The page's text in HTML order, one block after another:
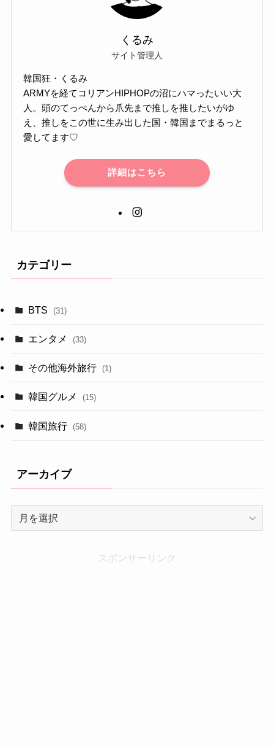
くるみ
サイト管理人
韓国狂・くるみ
ARMYを経てコリアンHIPHOPの沼にハマったいい大
人。頭のてっぺんから爪先まで推しを推したいがゆ
え、推しをこの世に生み出した国・韓国までまるっと
愛してます♡
詳細はこちら
カテゴリー
BTS (31)
エンタメ (33)
その他海外旅行 (1)
韓国グルメ (15)
韓国旅行 (58)
アーカイブ
スポンサーリンク